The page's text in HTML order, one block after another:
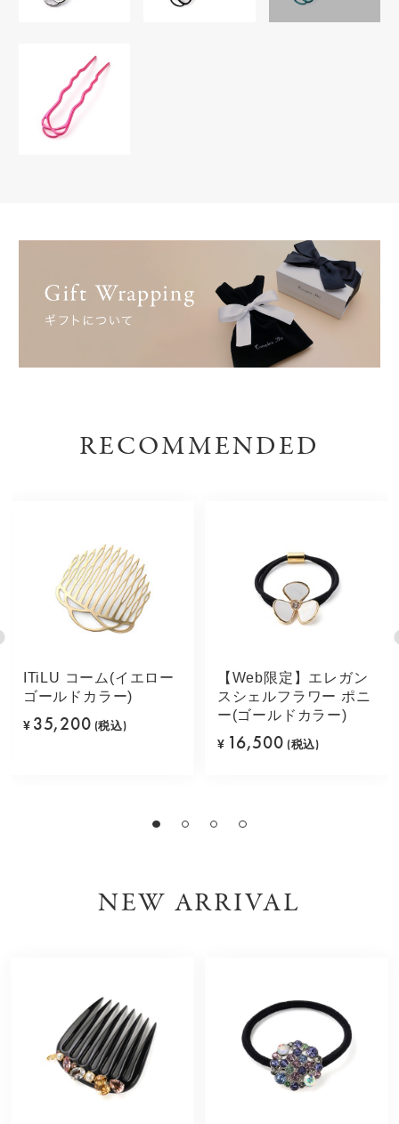
RECOMMENDED
ITiLU コーム(イエロー
ゴールドカラー)
¥ 35,200 (税込)
【Web限定】エレガン
スシェルフラワー ポニ
ー(ゴールドカラー)
¥ 16,500 (税込)
NEW ARRIVAL